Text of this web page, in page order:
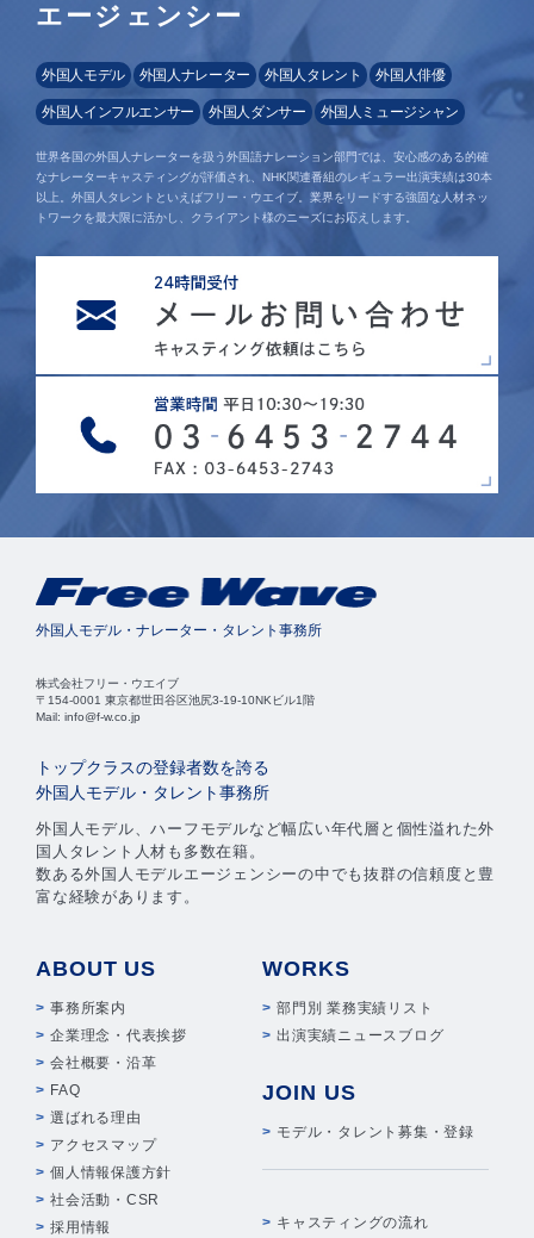
エージェンシー
外国人モデル 外国人ナレーター 外国人タレント 外国人俳優
外国人インフルエンサー 外国人ダンサー 外国人ミュージシャン
世界各国の外国人ナレーターを扱う外国語ナレーション部門では、安心感のある的確
なナレーターキャスティングが評価され、NHK関連番組のレギュラー出演実績は30本
以上。外国人タレントといえばフリー・ウエイブ。業界をリードする強固な人材ネッ
トワークを最大限に活かし、クライアント様のニーズにお応えします。
外国人モデル・ナレーター・タレント事務所
株式会社フリー・ウエイブ
〒154-0001 東京都世田谷区池尻3-19-10NKビル1階
Mail: info@f-w.co.jp
トップクラスの登録者数を誇る
外国人モデル・タレント事務所
外国人モデル、ハーフモデルなど幅広い年代層と個性溢れた外
国人タレント人材も多数在籍。
数ある外国人モデルエージェンシーの中でも抜群の信頼度と豊
富な経験があります。
ABOUT US
事務所案内
企業理念・代表挨拶
会社概要・沿革
FAQ
選ばれる理由
アクセスマップ
個人情報保護方針
社会活動・CSR
採用情報
WORKS
部門別 業務実績リスト
出演実績ニュースブログ
JOIN US
モデル・タレント募集・登録
キャスティングの流れ